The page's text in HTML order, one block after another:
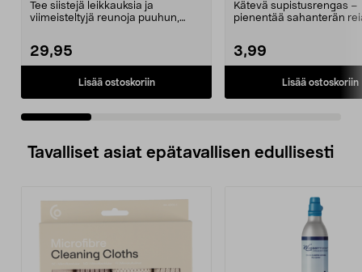
Tee siistejä leikkauksia ja
viimeisteltyjä reunoja puuhun,
29,95
Lisää ostoskoriin
Kätevä supistusrengas –
pienentää sahanterän
3,99
Lisää ostoskoriin
Tavalliset asiat epätavallisen edullisesti